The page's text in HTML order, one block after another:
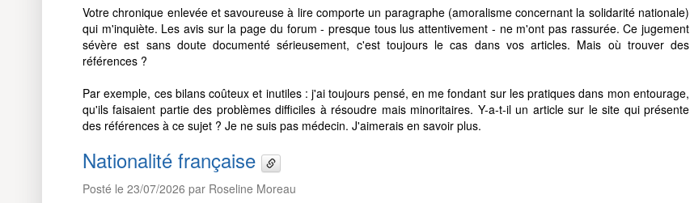
Votre chronique enlevée et savoureuse à lire comporte un paragraphe (amoralisme concernant la solidarité nationale)
qui m'inquiète. Les avis sur la page du forum - presque tous lus attentivement - ne m'ont pas rassurée. Ce jugement
sévère est sans doute documenté sérieusement, c'est toujours le cas dans vos articles. Mais où trouver des
références ?
Par exemple, ces bilans coûteux et inutiles : j'ai toujours pensé, en me fondant sur les pratiques dans mon entourage,
qu'ils faisaient partie des problèmes difficiles à résoudre mais minoritaires. Y-a-t-il un article sur le site qui présente
des références à ce sujet ? Je ne suis pas médecin. J'aimerais en savoir plus.
Nationalité française
Posté le 23/07/2026 par Roseline Moreau